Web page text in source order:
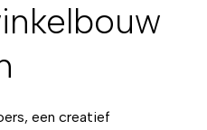
een creatief